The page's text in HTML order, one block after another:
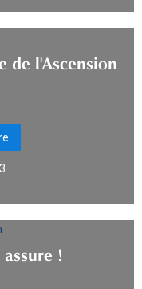
de l'Ascension
assure !